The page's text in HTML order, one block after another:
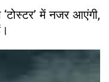
में नजर आएंगी,